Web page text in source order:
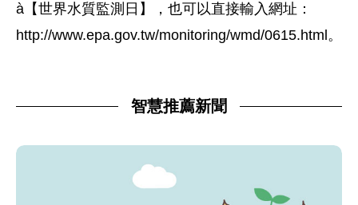
à【世界水質監測日】，也可以直接輸入網址：
http://www.epa.gov.tw/monitoring/wmd/0615.html。
智慧推薦新聞